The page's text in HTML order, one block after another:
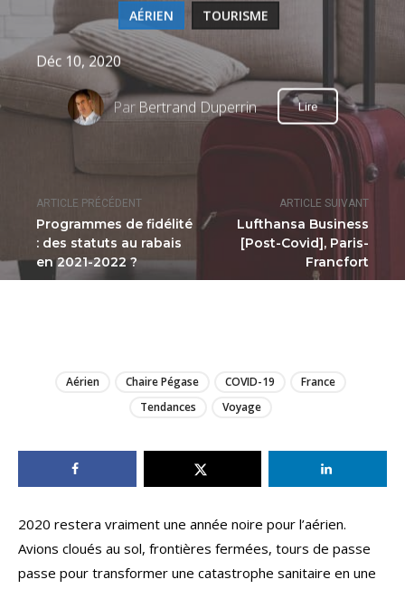
ARTICLE PRÉCÉDENT
Programmes de fidélité
: des statuts au rabais
en 2021-2022 ?
ARTICLE SUIVANT
Lufthansa Business
[Post-Covid], Paris-
Francfort
AÉRIEN TOURISME
Déc 10, 2020
Par Bertrand Duperrin Lire
Aérien Chaire Pégase COVID-19
France
Tendances
Voyage
2020 restera vraiment une année noire pour l’aérien.
Avions cloués au sol, frontières fermées, tours de passe
passe pour transformer une catastrophe sanitaire en une